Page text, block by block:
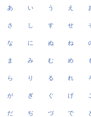
あ い う え
さ し す せ
な に ぬ ね
ま み む め
ら り る れ
が ぎ ぐ げ
だ ぢ づ で